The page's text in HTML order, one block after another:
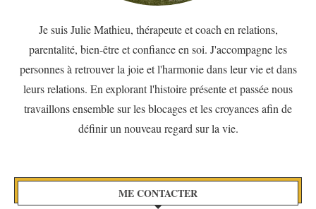
Je suis Julie Mathieu, thérapeute et coach en relations,
parentalité, bien-être et confiance en soi. J'accompagne les
personnes à retrouver la joie et l'harmonie dans leur vie et dans
leurs relations. En explorant l'histoire présente et passée nous
travaillons ensemble sur les blocages et les croyances afin de
définir un nouveau regard sur la vie.
ME CONTACTER